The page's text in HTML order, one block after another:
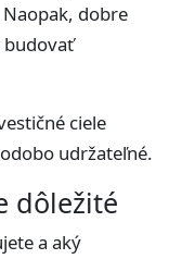
dobre
budovať
ciele
udržateľné.
dôležité
a aký